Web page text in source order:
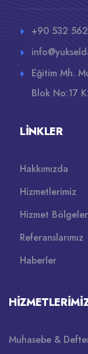
+90 532
Eğitim Mh.
Blok No:17
LINKLER
Hakkımızda
Hizmetlerimiz
Hizmet
Referanslarımız
Haberler
Muhasebe &